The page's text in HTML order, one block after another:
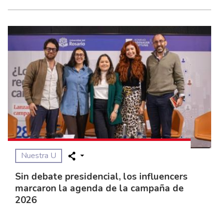
Nuestra U
Sin debate presidencial, los influencers
marcaron la agenda de la campaña de
2026